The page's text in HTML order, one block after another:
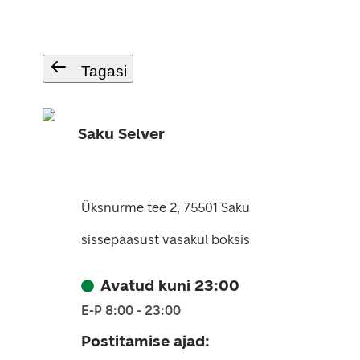
Tagasi
Saku Selver
Üksnurme tee 2, 75501 Saku
sissepääsust vasakul boksis
Avatud kuni 23:00
E-P 8:00 - 23:00
Postitamise ajad: